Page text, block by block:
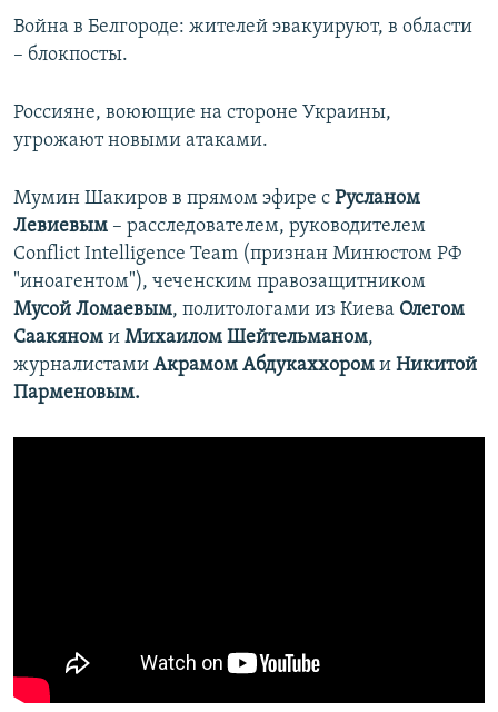
Война в Белгороде: жителей эвакуируют, в области
– блокпосты.
Россияне, воюющие на стороне Украины,
угрожают новыми атаками.
Мумин Шакиров в прямом эфире с Русланом
Левиевым – расследователем, руководителем
Conflict Intelligence Team (признан Минюстом РФ
"иноагентом"), чеченским правозащитником
Мусой Ломаевым, политологами из Киева Олегом
Саакяном и Михаилом Шейтельманом,
журналистами Акрамом Абдукаххором и Никитой
Парменовым.